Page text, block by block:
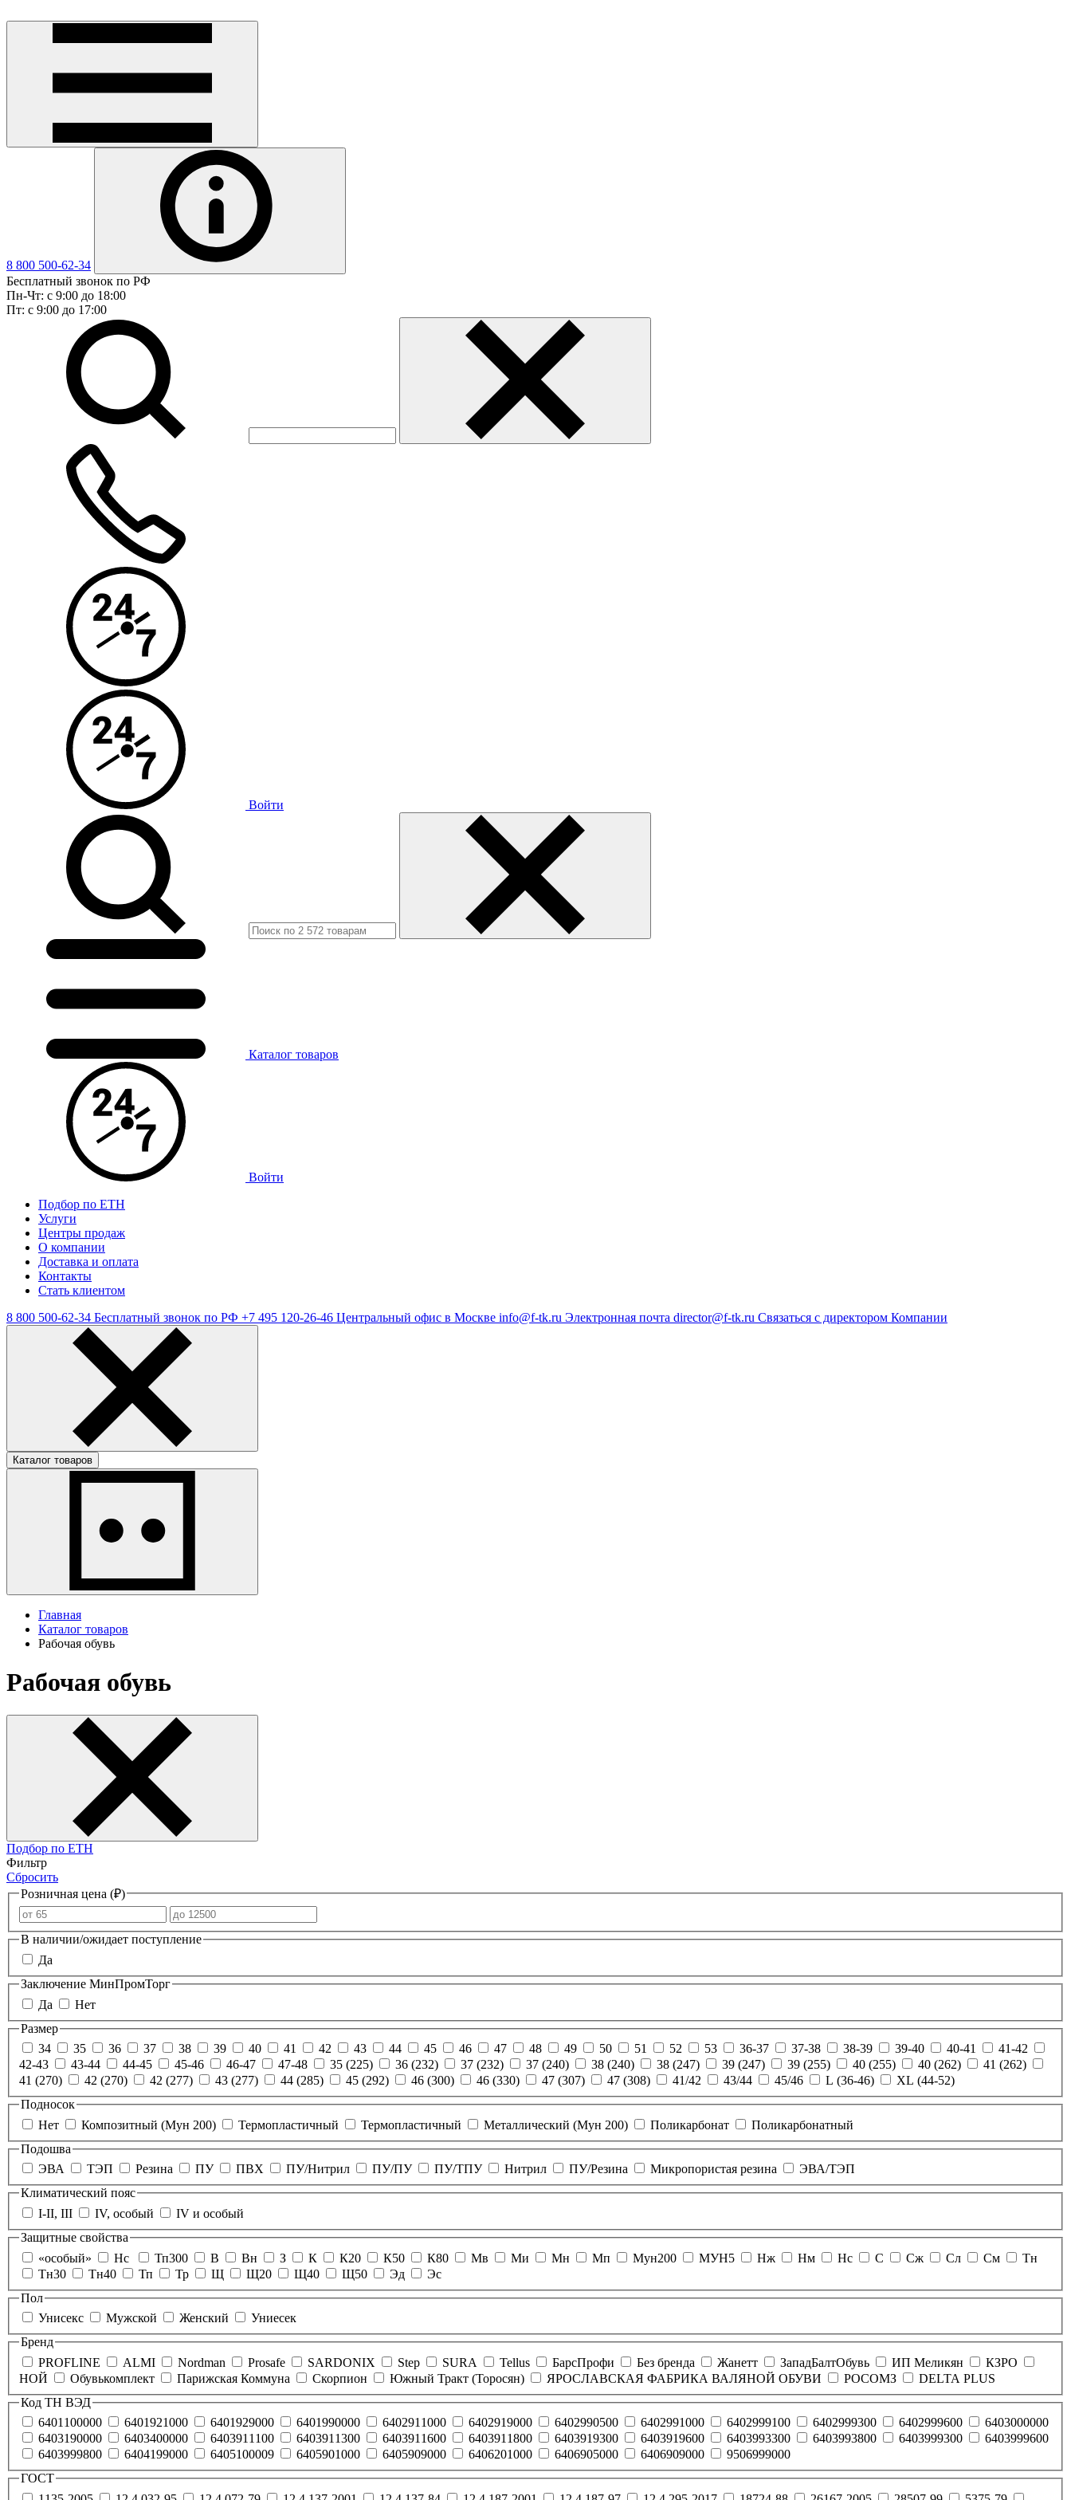
8 800 500-62-34
Бесплатный звонок по РФ
Пн-Чт: с 9:00 до 18:00
Пт: с 9:00 до 17:00
Войти
Каталог товаров
Войти
Подбор по ЕТН
Услуги
Центры продаж
О компании
Доставка и оплата
Контакты
Стать клиентом
8 800 500-62-34 Бесплатный звонок по РФ +7 495 120-26-46 Центральный офис в Москве info@f-tk.ru Электронная почта director@f-tk.ru Связаться с директором Компании
Каталог товаров
Главная
Каталог товаров
Рабочая обувь
Рабочая обувь
Подбор по ЕТН
Фильтр
Сбросить
Розничная цена (₽)
В наличии/ожидает поступление
Да
Заключение МинПромТорг
Да
Нет
Размер
34
35 36 37 38 39 40 41 42 43 44 45 46 47 48 49 50 51 52 53 36-37 37-38 38-39 39-40 40-41
41-42
42-43
43-44 44-45 45-46 46-47 47-48 35 (225) 36 (232) 37 (232) 37 (240) 38 (240) 38 (247) 39 (247) 39 (255) 40 (255) 40 (262)
41 (262)
41 (270)
42 (270) 42 (277) 43 (277) 44 (285) 45 (292) 46 (300) 46 (330) 47 (307) 47 (308) 41/42 43/44 45/46 L (36-46)
XL (44-52)
Подносок
Нет
Композитный (Мун 200) Термопластичный Термопластичный Металлический (Мун 200) Поликарбонат
Поликарбонатный
Подошва
ЭВА
ТЭП Резина ПУ ПВХ ПУ/Нитрил ПУ/ПУ ПУ/ТПУ Нитрил ПУ/Резина Микропористая резина
ЭВА/ТЭП
Климатический пояс
I-II, III
IV, особый
IV и особый
Защитные свойства
«особый»
Нс Тп300 В Вн З К К20 К50 К80 Мв Ми Мн Мп Мун200 МУН5 Нж Нм Нс С Сж Сл См
Тн
Тн30
Тн40 Тп Тр Щ Щ20 Щ40 Щ50 Эд
Эс
Пол
Унисекс
Мужской Женский
Униесек
Бренд
PROFLINE
ALMI Nordman Prosafe SARDONIX Step SURA Tellus БарсПрофи Без бренда Жанетт ЗападБалтОбувь ИП Меликян
КЗРО
НОЙ
Обувькомплект Парижская Коммуна Скорпион Южный Тракт (Торосян) ЯРОСЛАВСКАЯ ФАБРИКА ВАЛЯНОЙ ОБУВИ РОСОМЗ
DELTA PLUS
Код ТН ВЭД
6401100000
6401921000 6401929000 6401990000 6402911000 6402919000 6402990500 6402991000 6402999100 6402999300 6402999600
6403000000
6403190000
6403400000 6403911100 6403911300 6403911600 6403911800 6403919300 6403919600 6403993300 6403993800 6403999300
6403999600
6403999800
6404199000 6405100009 6405901000 6405909000 6406201000 6406905000 6406909000
9506999000
ГОСТ